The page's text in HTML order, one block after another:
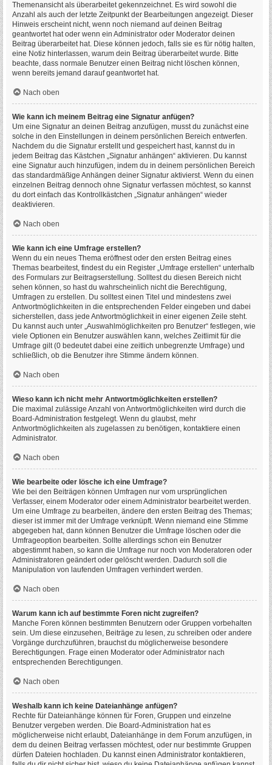
Themenansicht als überarbeitet gekennzeichnet. Es wird sowohl die
Anzahl als auch der letzte Zeitpunkt der Bearbeitungen angezeigt. Dieser
Hinweis erscheint nicht, wenn noch niemand auf deinen Beitrag
geantwortet hat oder wenn ein Administrator oder Moderator deinen
Beitrag überarbeitet hat. Diese können jedoch, falls sie es für nötig halten,
eine Notiz hinterlassen, warum dein Beitrag überarbeitet wurde. Bitte
beachte, dass normale Benutzer einen Beitrag nicht löschen können,
wenn bereits jemand darauf geantwortet hat.
Nach oben
Wie kann ich meinem Beitrag eine Signatur anfügen?
Um eine Signatur an deinen Beitrag anzufügen, musst du zunächst eine
solche in den Einstellungen in deinem persönlichen Bereich entwerfen.
Nachdem du die Signatur erstellt und gespeichert hast, kannst du in
jedem Beitrag das Kästchen „Signatur anhängen“ aktivieren. Du kannst
eine Signatur auch hinzufügen, indem du in deinem persönlichen Bereich
das standardmäßige Anhängen deiner Signatur aktivierst. Wenn du einen
einzelnen Beitrag dennoch ohne Signatur verfassen möchtest, so kannst
du dort einfach das Kontrollkästchen „Signatur anhängen“ wieder
deaktivieren.
Nach oben
Wie kann ich eine Umfrage erstellen?
Wenn du ein neues Thema eröffnest oder den ersten Beitrag eines
Themas bearbeitest, findest du ein Register „Umfrage erstellen“ unterhalb
des Formulars zur Beitragserstellung. Solltest du diesen Bereich nicht
sehen können, so hast du wahrscheinlich nicht die Berechtigung,
Umfragen zu erstellen. Du solltest einen Titel und mindestens zwei
Antwortmöglichkeiten in die entsprechenden Felder eingeben und dabei
sicherstellen, dass jede Antwortmöglichkeit in einer eigenen Zeile steht.
Du kannst auch unter „Auswahlmöglichkeiten pro Benutzer“ festlegen, wie
viele Optionen ein Benutzer auswählen kann, welches Zeitlimit für die
Umfrage gilt (0 bedeutet dabei eine zeitlich unbegrenzte Umfrage) und
schließlich, ob die Benutzer ihre Stimme ändern können.
Nach oben
Wieso kann ich nicht mehr Antwortmöglichkeiten erstellen?
Die maximal zulässige Anzahl von Antwortmöglichkeiten wird durch die
Board-Administration festgelegt. Wenn du glaubst, mehr
Antwortmöglichkeiten als zugelassen zu benötigen, kontaktiere einen
Administrator.
Nach oben
Wie bearbeite oder lösche ich eine Umfrage?
Wie bei den Beiträgen können Umfragen nur vom ursprünglichen
Verfasser, einem Moderator oder einem Administrator bearbeitet werden.
Um eine Umfrage zu bearbeiten, ändere den ersten Beitrag des Themas;
dieser ist immer mit der Umfrage verknüpft. Wenn niemand eine Stimme
abgegeben hat, dann können Benutzer die Umfrage löschen oder die
Umfrageoption bearbeiten. Sollte allerdings schon ein Benutzer
abgestimmt haben, so kann die Umfrage nur noch von Moderatoren oder
Administratoren geändert oder gelöscht werden. Dadurch soll die
Manipulation von laufenden Umfragen verhindert werden.
Nach oben
Warum kann ich auf bestimmte Foren nicht zugreifen?
Manche Foren können bestimmten Benutzern oder Gruppen vorbehalten
sein. Um diese einzusehen, Beiträge zu lesen, zu schreiben oder andere
Vorgänge durchzuführen, brauchst du möglicherweise besondere
Berechtigungen. Frage einen Moderator oder Administrator nach
entsprechenden Berechtigungen.
Nach oben
Weshalb kann ich keine Dateianhänge anfügen?
Rechte für Dateianhänge können für Foren, Gruppen und einzelne
Benutzer vergeben werden. Die Board-Administration hat es
möglicherweise nicht erlaubt, Dateianhänge in dem Forum anzufügen, in
dem du deinen Beitrag verfassen möchtest, oder nur bestimmte Gruppen
dürfen Dateien hochladen. Du kannst einen Administrator kontaktieren,